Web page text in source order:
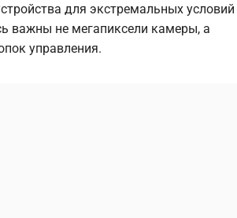
для экстремальных условий
важны не мегапиксели камеры, а
управления.